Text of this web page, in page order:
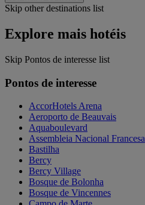
Skip other destinations list
Explore mais hotéis
Skip Pontos de interesse list
Pontos de interesse
AccorHotels Arena
Aeroporto de Beauvais
Aquaboulevard
Assembleia Nacional Francesa
Bastilha
Bercy
Bercy Village
Bosque de Bolonha
Bosque de Vincennes